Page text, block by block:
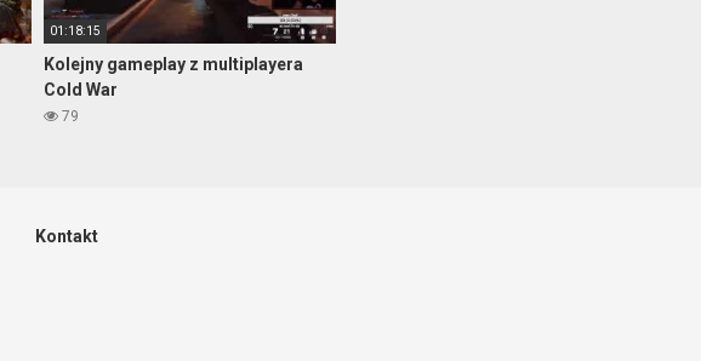
01:18:15
Kolejny gameplay z multiplayera
Cold War
79
Kontakt